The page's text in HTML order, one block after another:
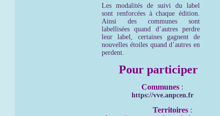
Les modalités de suivi du label
sont renforcées à chaque édition.
Ainsi des communes sont
labellisées quand d’autres perdre
leur label, certaines gagnent de
nouvelles étoiles quand d’autres en
perdent.
Pour participer
Communes :
https://vve.anpcen.fr
Territoires :